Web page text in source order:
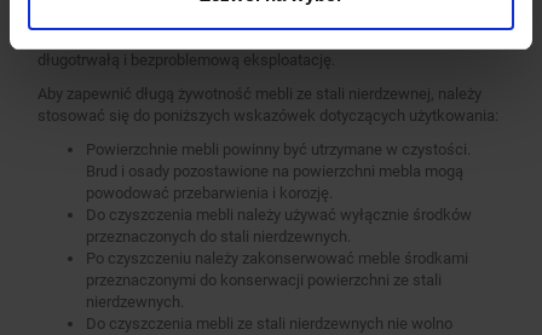
długotrwałą i bezproblemową eksploatację.
Aby zapewnić długą żywotność mebli ze stali nierdzewnej, należy
stosować się do poniższych wskazówek dotyczących użytkowania:
Powierzchnie mebli powinny być utrzymane w czystości.
Brud i osady pozostawione na powierzchni mebla mogą
powodować przebarwienia i korozję.
Do czyszczenia mebli należy używać wyłącznie środków
przeznaczonych do stali nierdzewnych.
Po czyszczeniu należy zakonserwować meble środkami
przeznaczonymi do konserwacji powierzchni ze stali
nierdzewnych.
Do czyszczenia mebli ze stali nierdzewnych nie wolno